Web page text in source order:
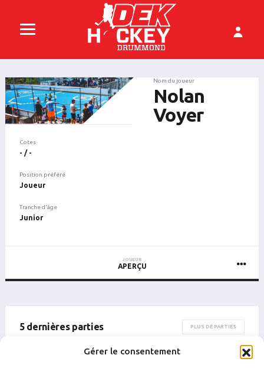
Gérer le consentement
Nom du joueur
Nolan
Voyer
Cotes
- / -
Position préféré
Joueur
Tranche d'âge
Junior
JOUEUR
APERÇU
5 dernières parties PLUS DE PARTIES
ÉQUIPE ADVERSAIRE RÉSULTAT PUN